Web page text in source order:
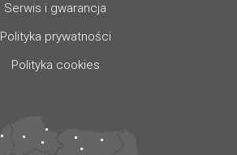
Serwis i gwarancja
Polityka prywatności
Polityka cookies